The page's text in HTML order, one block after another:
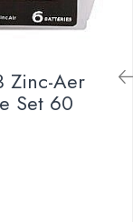
Zinc-Aer
Set 60